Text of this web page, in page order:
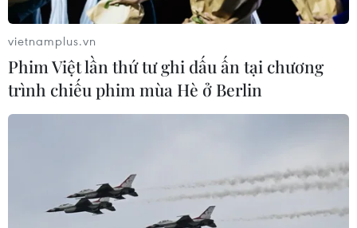
vietnamplus.vn
Phim Việt lần thứ tư ghi dấu ấn tại chương
trình chiếu phim mùa Hè ở Berlin